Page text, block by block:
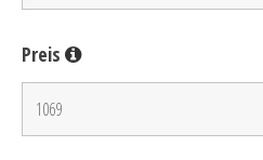
Preis